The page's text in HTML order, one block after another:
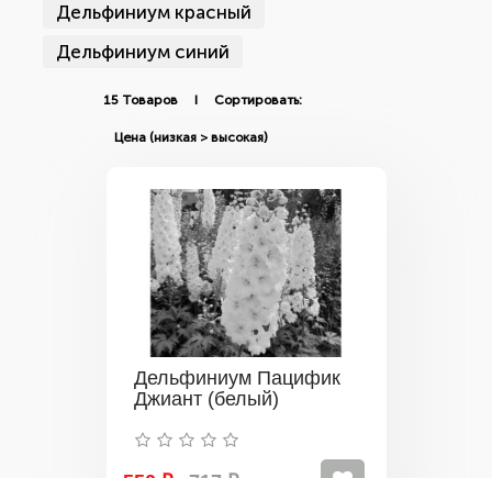
Дельфиниум красный
Дельфиниум синий
15 Товаров I Сортировать:
Дельфиниум Пацифик
Джиант (белый)